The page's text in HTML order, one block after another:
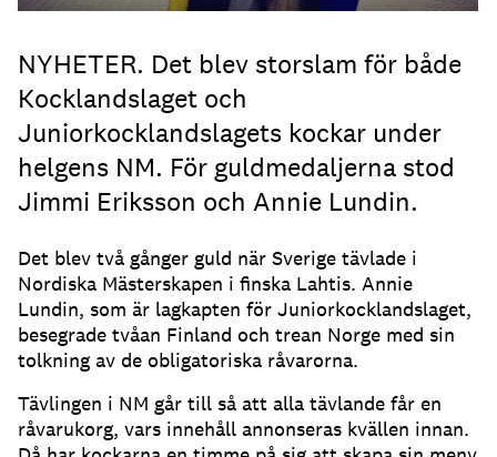
NYHETER. Det blev storslam för både
Kocklandslaget och
Juniorkocklandslagets kockar under
helgens NM. För guldmedaljerna stod
Jimmi Eriksson och Annie Lundin.
Det blev två gånger guld när Sverige tävlade i
Nordiska Mästerskapen i finska Lahtis. Annie
Lundin, som är lagkapten för Juniorkocklandslaget,
besegrade tvåan Finland och trean Norge med sin
tolkning av de obligatoriska råvarorna.
Tävlingen i NM går till så att alla tävlande får en
råvarukorg, vars innehåll annonseras kvällen innan.